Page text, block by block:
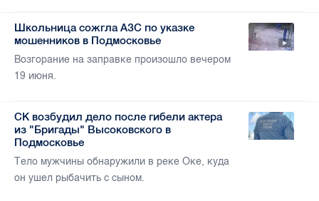
Школьница сожгла АЗС по указке
мошенников в Подмосковье
Возгорание на заправке произошло вечером
19 июня.
СК возбудил дело после гибели актера
из "Бригады" Высоковского в
Подмосковье
Тело мужчины обнаружили в реке Оке, куда
он ушел рыбачить с сыном.